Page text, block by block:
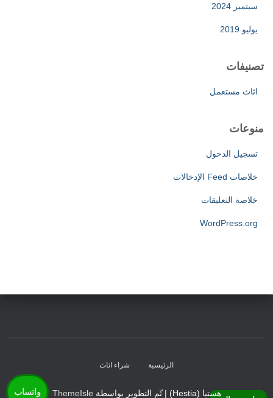
سبتمبر 2024
يوليو 2019
تصنيفات
اثاث مستعمل
منوعات
تسجيل الدخول
خلاصات Feed الإدخالات
خلاصة التعليقات
WordPress.org
واتساب
الرئيسية شراء اثاث
هستيا (Hestia) | تّم التطوير بواسطة ThemeIsle